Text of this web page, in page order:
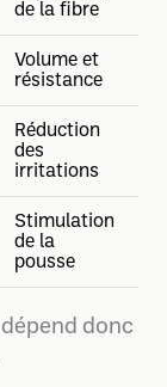
de la fibre
Volume et
résistance
Réduction
des
irritations
Stimulation
de la
pousse
donc